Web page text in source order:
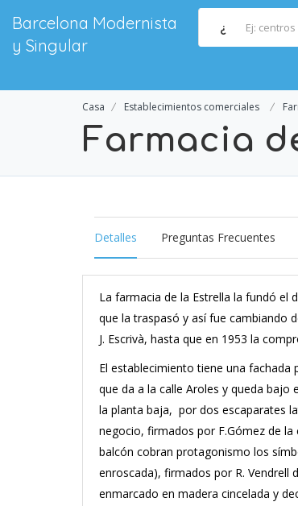
Barcelona Modernista
y Singular
¿
Casa Establecimientos comerciales
Farmacia
Detalles Preguntas Frecuentes
La farmacia de la Estrella la fundó el
que la traspasó y así fue cambiando
J. Escrivà, hasta que en 1953 la
El establecimiento tiene una fachada
que da a la calle Aroles y queda bajo
la planta baja, por dos escaparates
negocio, firmados por F.Gómez de
balcón cobran protagonismo los
enroscada), firmados por R. Vendrell
enmarcado en madera cincelada y